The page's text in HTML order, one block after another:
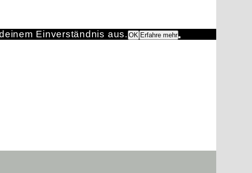
Einverständnis aus. OK Erfahre mehr